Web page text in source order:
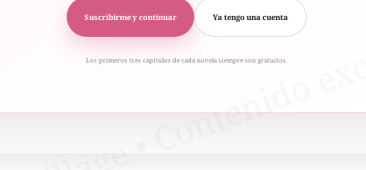
Suscribirme y continuar Ya tengo una cuenta
Los primeros tres capítulos de cada novela siempre son gratuitos.